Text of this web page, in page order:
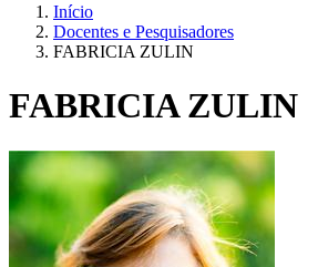
Início
Docentes e Pesquisadores
FABRICIA ZULIN
FABRICIA ZULIN